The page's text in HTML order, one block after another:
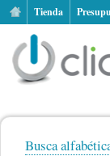
Tienda
Busca